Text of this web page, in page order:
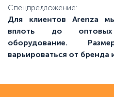
Cпецпредложение:
Для клиентов Arenza
вплоть до
оборудование.
варьироваться от бренда